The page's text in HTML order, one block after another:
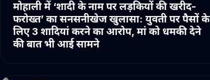
मोहाली में ‘शादी के नाम पर लड़कियों की खरीद-
फरोख्त’ का सनसनीखेज खुलासा: युवती पर पैसों के
लिए 3 शादियां करने का आरोप, मां को धमकी देने
की बात भी आई सामने